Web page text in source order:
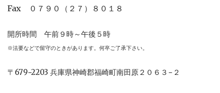
Fax ０７９０（２７）８０１８
開所時間 午前９時～午後５時
※法要などで留守のときがあります。何卒ご了承下さい。
〒679−2203 兵庫県神崎郡福崎町南田原２０６３−２